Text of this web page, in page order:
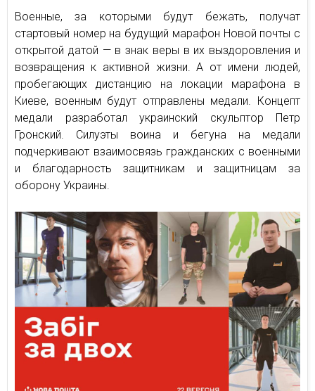
Военные, за которыми будут бежать, получат
стартовый номер на будущий марафон Новой почты с
открытой датой — в знак веры в их выздоровления и
возвращения к активной жизни. А от имени людей,
пробегающих дистанцию на локации марафона в
Киеве, военным будут отправлены медали. Концепт
медали разработал украинский скульптор Петр
Гронский. Силуэты воина и бегуна на медали
подчеркивают взаимосвязь гражданских с военными
и благодарность защитникам и защитницам за
оборону Украины.